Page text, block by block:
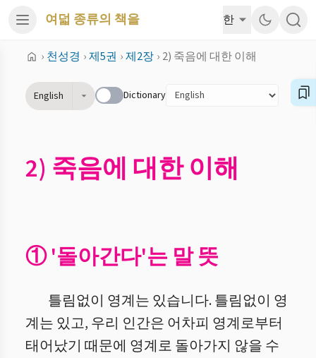
여덟 종류의 책을 한
› 천성경 ›제5권 ›제2장 › 2) 죽음에 대한 이해
English Dictionary
2) 죽음에 대한 이해
① '돌아간다'는 말 뜻
틀림없이 영계는 있습니다. 틀림없이 영
계는 있고, 우리 인간은 어차피 영계로부터
태어났기 때문에 영계로 돌아가지 않을 수